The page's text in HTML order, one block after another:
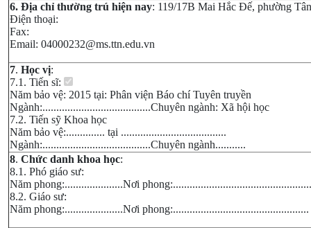
6. Địa chỉ thường trú hiện nay: 119/17B Mai Hắc Đế, phường
Điện thoại:
Fax:
Email: 04000232@ms.ttn.edu.vn
7. Học vị:
7.1. Tiến sĩ:
Năm bảo vệ: 2015 tại: Phân viện Báo chí Tuyên truyền
Ngành:.......................................Chuyên ngành: Xã hội học
7.2. Tiến sỹ Khoa học
Năm bảo vệ:.............. tại ......................................
Ngành:.......................................Chuyên ngành...........
8. Chức danh khoa học:
8.1. Phó giáo sư:
Năm phong:.....................Nơi phong:..................................................
8.2. Giáo sư:
Năm phong:.....................Nơi phong:.................................................